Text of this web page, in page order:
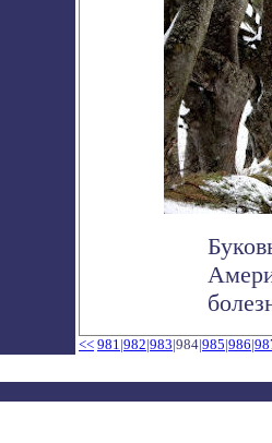
<< 981|982|983|984|985|986|